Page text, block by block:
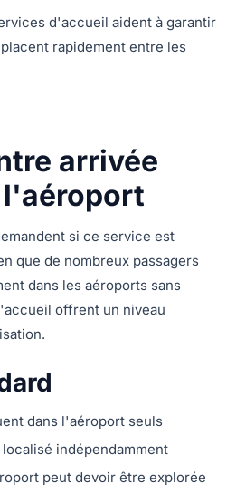
d'accueil aident à garantir
rapidement entre les
arrivée
si ce service est
que de nombreux passagers
dans les aéroports sans
offrent un niveau
dans l'aéroport seuls
indépendamment
peut devoir être explorée